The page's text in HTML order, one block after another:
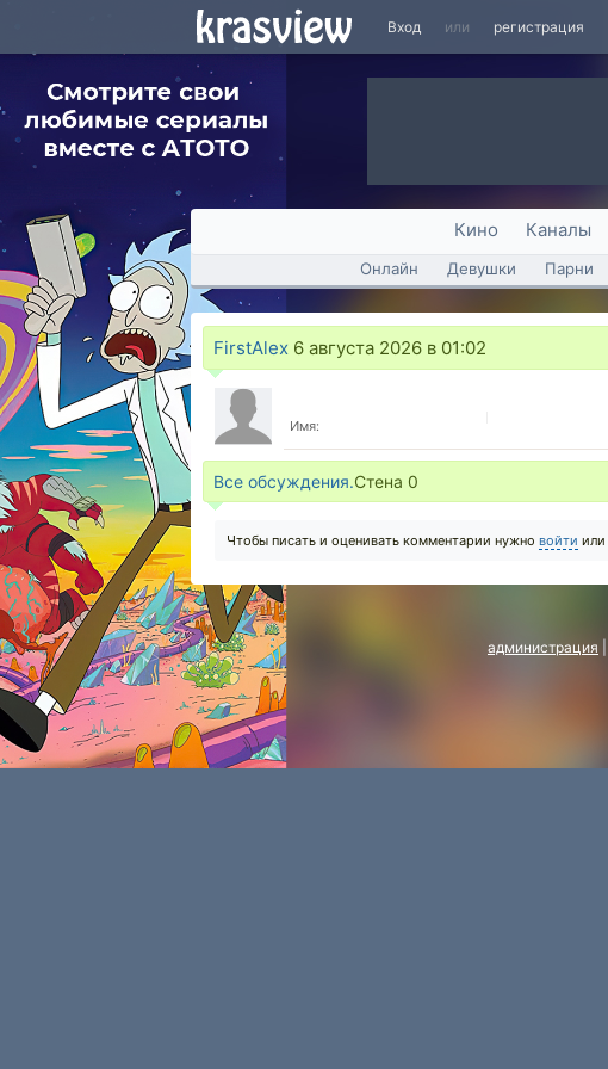
Вход или регистрация
Кино Каналы
Онлайн Девушки Парни
FirstAlex 6 августа 2026 в 01:02
Имя:
Все обсуждения.Стена 0
Чтобы писать и оценивать комментарии нужно войти или
администрация